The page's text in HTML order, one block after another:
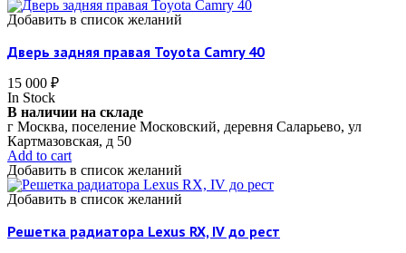
Добавить в список желаний
Дверь задняя правая Toyota Camry 40
15 000 ₽
In Stock
В наличии на складе
г Москва, поселение Московский, деревня Саларьево, ул
Картмазовская, д 50
Add to cart
Добавить в список желаний
Добавить в список желаний
Решетка радиатора Lexus RX, IV до рест